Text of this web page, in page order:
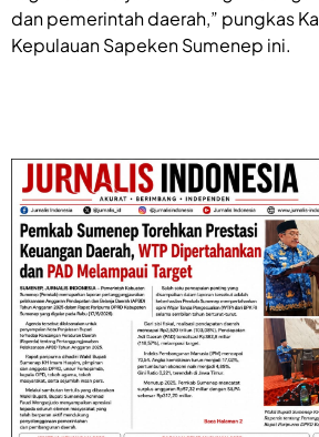
dan pemerintah daerah,” pungkas
Kepulauan Sapeken Sumenep ini.